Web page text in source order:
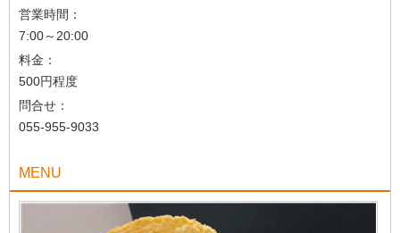
営業時間：
7:00～20:00
料金：
500円程度
問合せ：
055-955-9033
MENU